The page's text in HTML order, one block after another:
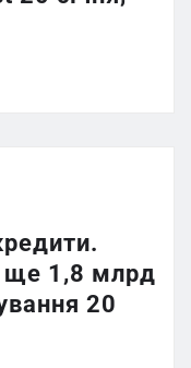
ще 1,8 млрд
20